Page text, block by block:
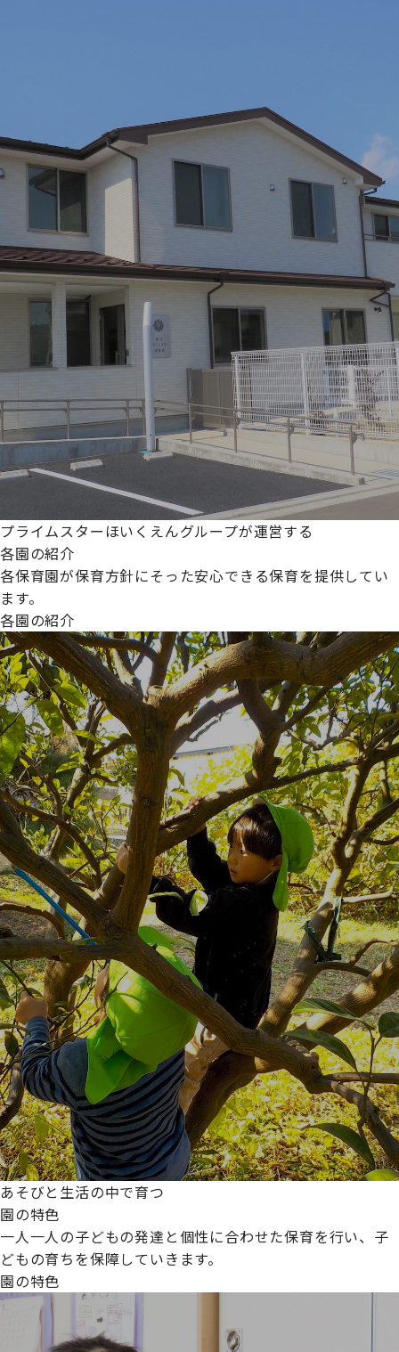
プライムスターほいくえんグループが運営する
各園の紹介
各保育園が保育方針にそった安心できる保育を提供してい
ます。
各園の紹介
あそびと生活の中で育つ
園の特色
一人一人の子どもの発達と個性に合わせた保育を行い、子
どもの育ちを保障していきます。
園の特色